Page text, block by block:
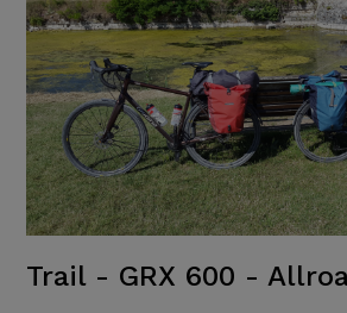
Trail - GRX 600 -